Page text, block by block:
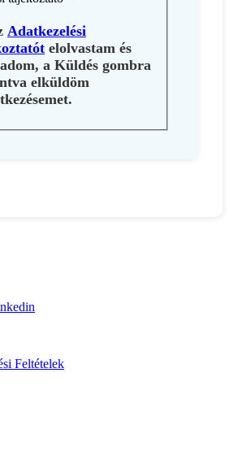
Adatkezelési
elolvastam és
a Küldés gombra
elküldöm
Feltételek